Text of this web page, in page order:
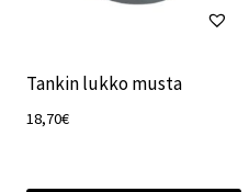
Tankin lukko musta
18,70€